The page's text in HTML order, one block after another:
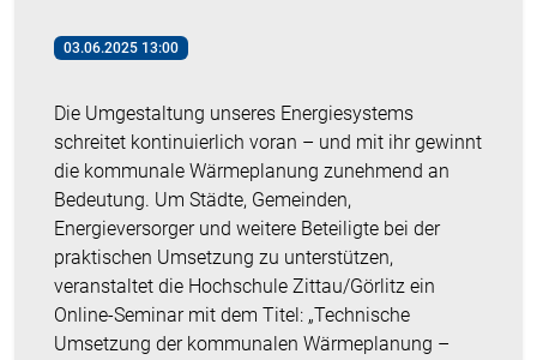
03.06.2025 13:00
Die Umgestaltung unseres Energiesystems
schreitet kontinuierlich voran – und mit ihr gewinnt
die kommunale Wärmeplanung zunehmend an
Bedeutung. Um Städte, Gemeinden,
Energieversorger und weitere Beteiligte bei der
praktischen Umsetzung zu unterstützen,
veranstaltet die Hochschule Zittau/Görlitz ein
Online-Seminar mit dem Titel: „Technische
Umsetzung der kommunalen Wärmeplanung –